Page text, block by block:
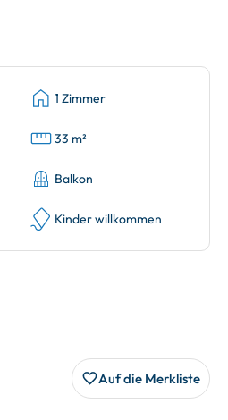
1 Zimmer
33 m²
Balkon
Kinder willkommen
Auf die Merkliste